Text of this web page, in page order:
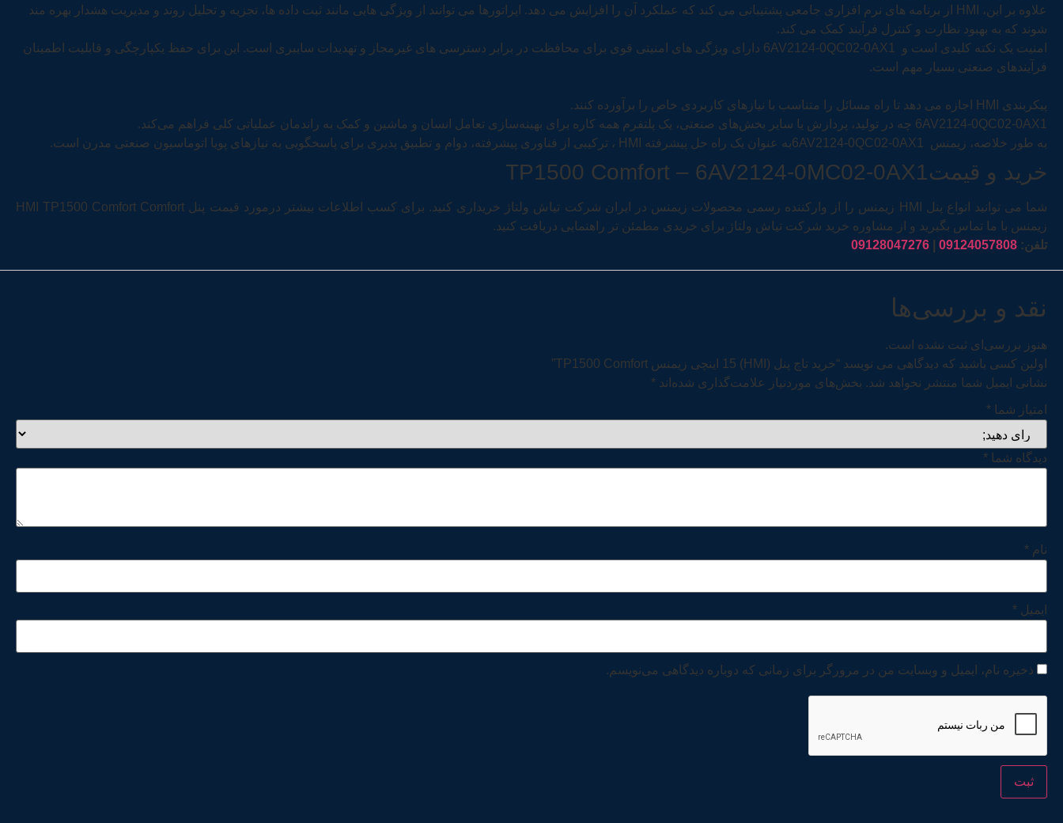
علاوه بر این، HMI از برنامه های نرم افزاری جامعی پشتیبانی می کند که عملکرد آن را افزایش می دهد. اپراتورها می توانند از ویژگی هایی مانند ثبت داده ها، تجزیه و تحلیل روند و مدیریت هشدار بهره مند
شوند که به بهبود نظارت و کنترل فرآیند کمک می کند.
امنیت یک نکته کلیدی است و 6AV2124-0QC02-0AX1 دارای ویژگی های امنیتی قوی برای محافظت در برابر دسترسی های غیرمجاز و تهدیدات سایبری است. این برای حفظ یکپارچگی و قابلیت اطمینان
فرآیندهای صنعتی بسیار مهم است.
پیکربندی HMI اجازه می دهد تا راه مسائل را متناسب با نیازهای کاربردی خاص را برآورده کنند.
6AV2124-0QC02-0AX1 چه در تولید، پردازش یا سایر بخش‌های صنعتی، یک پلتفرم همه کاره برای بهینه‌سازی تعامل انسان و ماشین و کمک به راندمان عملیاتی کلی فراهم می‌کند.
به طور خلاصه، زیمنس 6AV2124-0QC02-0AX1به عنوان یک راه حل پیشرفته HMI ، ترکیبی از فناوری پیشرفته، دوام و تطبیق پذیری برای پاسخگویی به نیازهای پویا اتوماسیون صنعتی مدرن است.
خرید و قیمتTP1500 Comfort – 6AV2124-0MC02-0AX1
شما می توانید انواع پنل HMI زیمنس را از وارکننده رسمی محصولات زیمنس در ایران شرکت تیاش ولتاژ خریداری کنید. برای کسب اطلاعات بیشتر درمورد قیمت پنل HMI TP1500 Comfort Comfort
زیمنس با ما تماس بگیرید و از مشاوره خرید شرکت تیاش ولتاژ برای خریدی مطمئن تر راهنمایی دریافت کنید.
تلفن: 09124057808
09128047276
نقد و بررسی‌ها
هنوز بررسی‌ای ثبت نشده است.
اولین کسی باشید که دیدگاهی می نویسد “خرید تاچ پنل (HMI) 15 اینچی زیمنس TP1500 Comfort”
نشانی ایمیل شما منتشر نخواهد شد. بخش‌های موردنیاز علامت‌گذاری شده‌اند *
امتیاز شما *
دیدگاه شما *
نام *
ایمیل *
ذخیره نام، ایمیل و وبسایت من در مرورگر برای زمانی که دوباره دیدگاهی می‌نویسم.